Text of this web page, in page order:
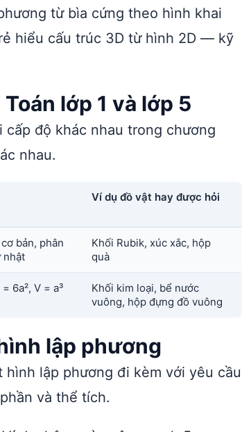
từ bìa cứng theo hình khai
hiểu cấu trúc 3D từ hình 2D — kỹ
lớp 1 và lớp 5
cấp độ khác nhau trong chương
nhau.
Ví dụ đồ vật hay được hỏi
bản, phân
nhật
Khối Rubik, xúc xắc, hộp
quà
6a², V = a³
Khối kim loại, bể nước
vuông, hộp đựng đồ vuông
lập phương
lập phương đi kèm với yêu cầu
và thể tích.